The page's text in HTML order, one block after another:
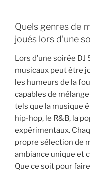
Quels genres de
joués lors d’une
Lors d’une soirée
musicaux peut être
les humeurs de la
capables de
tels que la musique
hip-hop, le R&B, la
expérimentaux.
propre sélection de
ambiance unique et
Que ce soit pour